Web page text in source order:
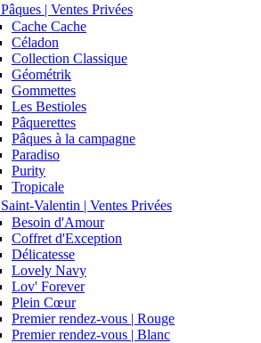
Pâques | Ventes Privées
Cache Cache
Céladon
Collection Classique
Géométrik
Gommettes
Les Bestioles
Pâquerettes
Pâques à la campagne
Paradiso
Purity
Tropicale
Saint-Valentin | Ventes Privées
Besoin d'Amour
Coffret d'Exception
Délicatesse
Lovely Navy
Lov' Forever
Plein Cœur
Premier rendez-vous | Rouge
Premier rendez-vous | Blanc